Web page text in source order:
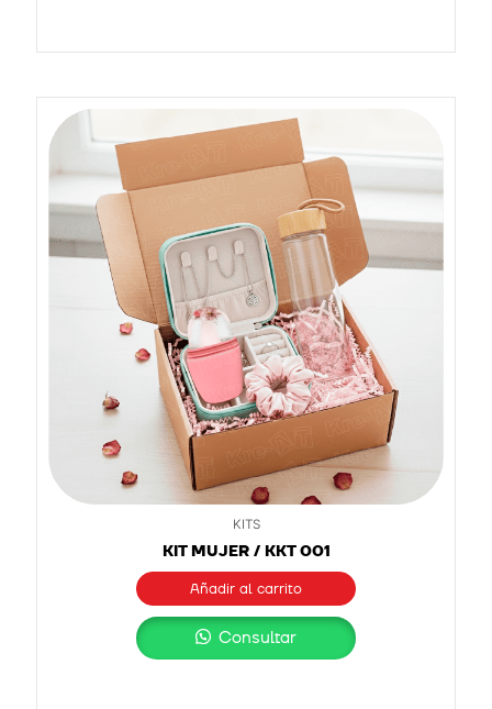
KITS
KIT MUJER / KKT 001
Añadir al carrito
Consultar